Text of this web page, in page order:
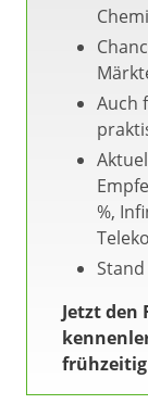
Auch
%,
Jetzt den
frühzeitig